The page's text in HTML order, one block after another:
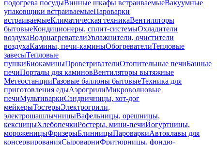
подогрева посудыВинные шкафы встраиваемыеВакуумные
упаковщики встраиваемыеПароварки
встраиваемыеКлиматическая техникаВентиляторы
бытовыеКондиционеры, сплит-системыОхладители
воздухаВодонагревателиУвлажнители, очистители
воздухаКамины, печи-каминыОбогревателиТепловые
завесыТепловые
пушкиБиокаминыПроветривателиОтопительные печиБанные
печиПорталы для каминовВентиляторы вытяжные
МетеостанцииГазовые баллоны бытовыеТехника для
приготовления едыАэрогрилиМикроволновые
печиМультиваркиСэндвичницы, хот-дог
мейкерыТостерыЭлектрогрили,
электрошашлычницыВафельницы, орешницы,
кексницыХлебопечкиРостеры, мини-печиЙогуртницы,
мороженицыФризерыБлинницыПароваркиАвтоклавы для
консервированияСыроварниФритюрницы, фондю-